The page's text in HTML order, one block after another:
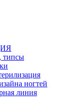
типсы
ногтей
линия